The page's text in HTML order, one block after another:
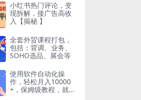
小红书热门评论，变
现拆解，接广告高收
入【揭秘 】
全套外贸课程打包，
包括：背调、业务、
SOHO选品、展会等
使用软件自动化操
作，轻松月入10000
+，保姆级教程，就